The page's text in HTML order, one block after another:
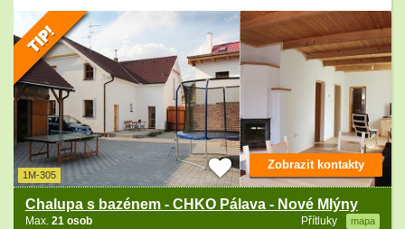
1M-305
Chalupa s bazénem - CHKO Pálava - Nové Mlýny
Přítluky mapa
Max. 21 osob
Zobrazit kontakty